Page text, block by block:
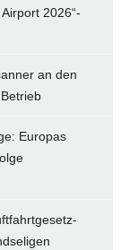
2026“-
an den
Europas